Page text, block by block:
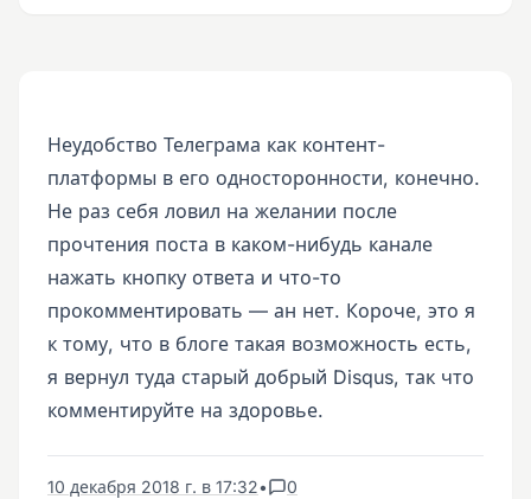
Неудобство Телеграма как контент-
платформы в его односторонности, конечно.
Не раз себя ловил на желании после
прочтения поста в каком-нибудь канале
нажать кнопку ответа и что-то
прокомментировать — ан нет. Короче, это я
к тому, что в блоге такая возможность есть,
я вернул туда старый добрый Disqus, так что
комментируйте на здоровье.
10 декабря 2018 г. в 17:32• 0